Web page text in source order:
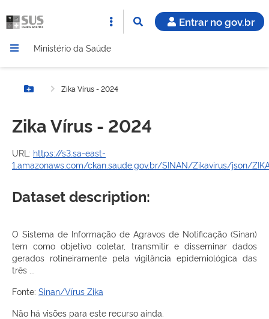
Entrar no gov.br
Ministério da Saúde
Botão MenuZika Vírus - 2024
Zika Vírus - 2024
URL: https://s3.sa-east-
1.amazonaws.com/ckan.saude.gov.br/SINAN/Zikavirus/json/
Dataset description:
O Sistema de Informação de Agravos de Notificação (Sinan)
tem como objetivo coletar, transmitir e disseminar dados
gerados rotineiramente pela vigilância epidemiológica das
três ...
Fonte: Sinan/Vírus Zika
Não há visões para este recurso ainda.